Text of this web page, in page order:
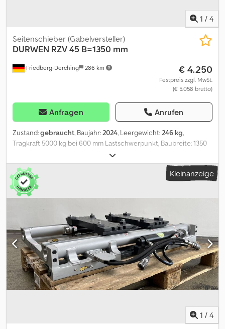
1 / 4
Friedberg-Derching 286 km
Seitenschieber (Gabelversteller)
DURWEN RZV 45 B=1350 mm
€ 4.250
Festpreis zzgl. MwSt.
(€ 5.058 brutto)
Anfragen Anrufen
Zustand:gebraucht, Baujahr:2024, Leergewicht:246 kg,
Tragkraft 5000 kg bei 600 mm Lastschwerpunkt, Baubreite: 1350
mm, Öffnungsbereich: 490-1430 mm, Aufhängung: FEM3,
Vorbaumaß: 153 mm, Eigenschwerpunkt: 63 mm, Seitenschub
ventilgesteuert, abhängig vom Verstellbereich, Öffnungsbereich
Außenkante - Außenkante 490 - 1430 mm, Gabelträgerbreite:
1350, Lastschwerpunkt: 600, Eigenschwerpunkt: 63 Cjdpfx Abjw
Kleinanzeige
1 / 4